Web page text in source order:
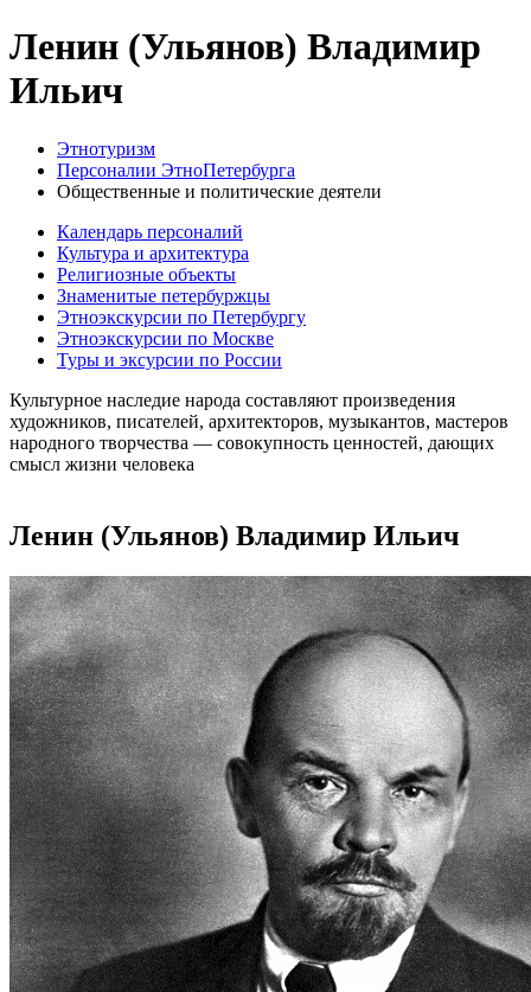
Ленин (Ульянов) Владимир
Ильич
Этнотуризм
Персоналии ЭтноПетербурга
Общественные и политические деятели
Календарь персоналий
Культура и архитектура
Религиозные объекты
Знаменитые петербуржцы
Этноэкскурсии по Петербургу
Этноэкскурсии по Москве
Туры и эксурсии по России
Культурное наследие народа составляют произведения
художников, писателей, архитекторов, музыкантов, мастеров
народного творчества ― совокупность ценностей, дающих
смысл жизни человека
Ленин (Ульянов) Владимир Ильич